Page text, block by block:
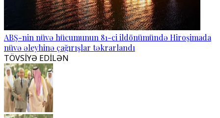
ABŞ-nin nüvə hücumunun 81-ci ildönümündə Hiroşimada
nüvə əleyhinə çağırışlar təkrarlandı
TÖVSİYƏ EDİLƏN